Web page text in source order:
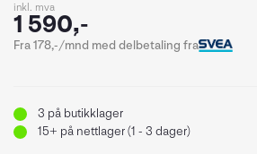
inkl. mva
1 590,-
Fra 178,-/mnd med delbetaling fra
3 på butikklager
15+ på nettlager (1 - 3 dager)